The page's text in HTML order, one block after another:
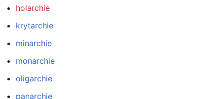
holarchie
krytarchie
minarchie
monarchie
oligarchie
panarchie